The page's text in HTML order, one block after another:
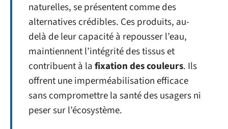
naturelles, se présentent comme des
alternatives crédibles. Ces produits, au-
delà de leur capacité à repousser l’eau,
maintiennent l’intégrité des tissus et
contribuent à lafixation des couleurs. Ils
offrent une imperméabilisation efficace
sans compromettre la santé des usagers ni
peser sur l’écosystème.